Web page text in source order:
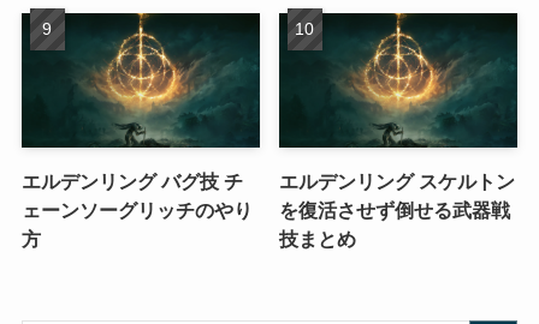
エルデンリング バグ技 チ
ェーンソーグリッチのやり
方
エルデンリング スケルトン
を復活させず倒せる武器戦
技まとめ